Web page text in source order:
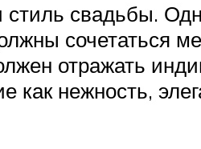
стиль свадьбы.
сочетаться
отражать
как нежность,